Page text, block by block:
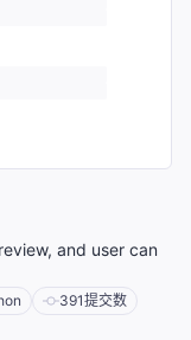
and user can
391提交数